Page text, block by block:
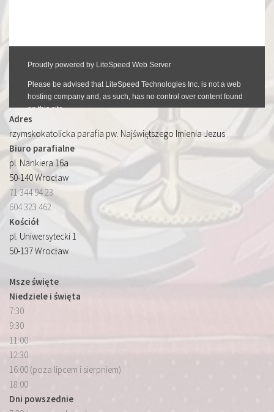
Adres
rzymskokatolicka parafia pw. Najświętszego Imienia Jezus
Biuro parafialne
pl. Nankiera 16a
50-140 Wrocław
71 344 94 23
604 323 462
Kościół
pl. Uniwersytecki 1
50-137 Wrocław
Msze święte
Niedziele i święta
7:30
9:30
11:00
12:30
16:00 (poza lipcem i sierpniem)
18:00
Dni powszednie